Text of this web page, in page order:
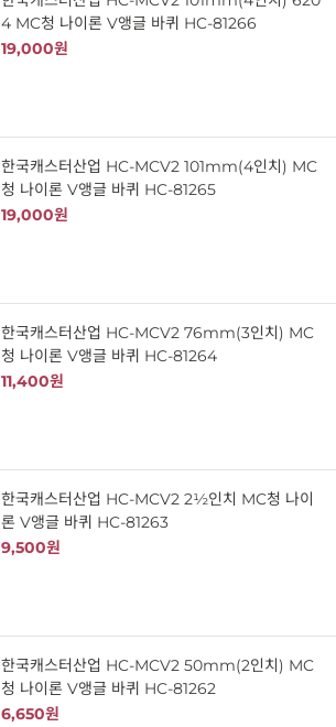
4 MC청 나이론 V앵글 바퀴 HC-81266
19,000원
한국캐스터산업 HC-MCV2 101mm(4인치) MC
청 나이론 V앵글 바퀴 HC-81265
19,000원
한국캐스터산업 HC-MCV2 76mm(3인치) MC
청 나이론 V앵글 바퀴 HC-81264
11,400원
한국캐스터산업 HC-MCV2 2½인치 MC청 나이
론 V앵글 바퀴 HC-81263
9,500원
한국캐스터산업 HC-MCV2 50mm(2인치) MC
청 나이론 V앵글 바퀴 HC-81262
6,650원